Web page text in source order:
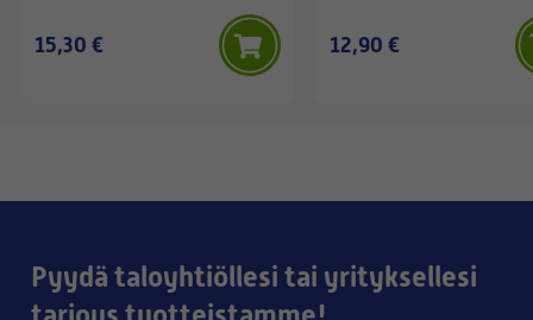
15,30 € 12,90 €
Pyydä taloyhtiöllesi tai yrityksellesi